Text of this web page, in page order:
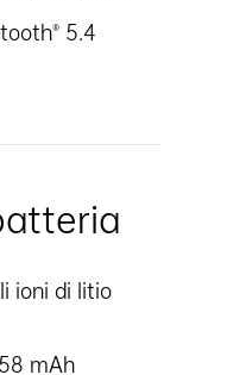
5.4
ioni di litio
mAh